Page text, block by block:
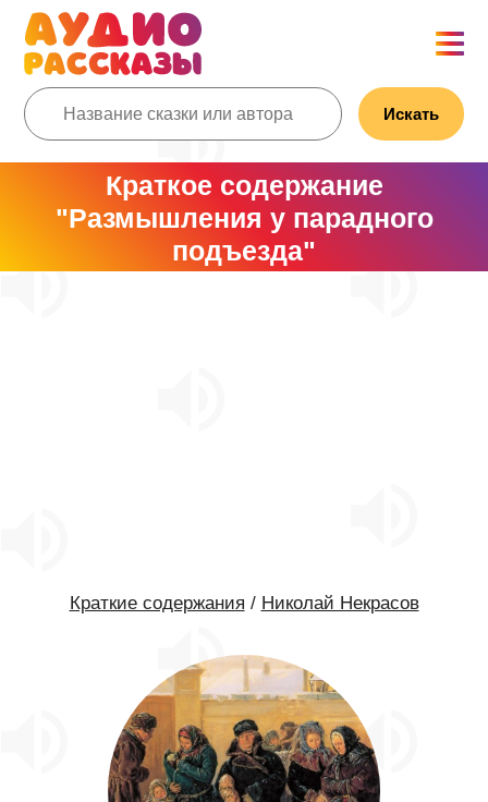
Искать
Краткое содержание
"Размышления у парадного
подъезда"
Краткие содержания / Николай Некрасов